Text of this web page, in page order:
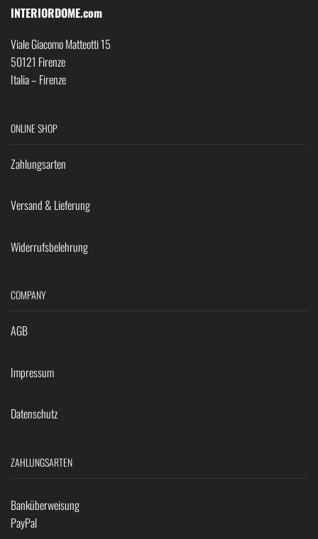
INTERIORDOME.com
Viale Giacomo Matteotti 15
50121 Firenze
Italia – Firenze
ONLINE SHOP
Zahlungsarten
Versand & Lieferung
Widerrufsbelehrung
COMPANY
AGB
Impressum
Datenschutz
ZAHLUNGSARTEN
Banküberweisung
PayPal